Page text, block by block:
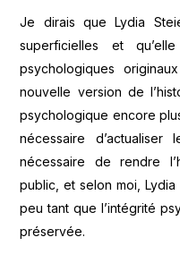
Je dirais que Lydia
superficielles et
psychologiques
nouvelle version de
psychologique encore
nécessaire
nécessaire de rendre
public, et selon moi,
peu tant que l’intégrité
préservée.